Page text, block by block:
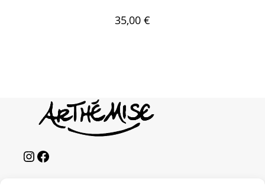
35,00 €